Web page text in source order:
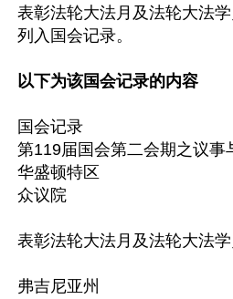
表彰法轮大法月及法轮大法
列入国会记录。
以下为该国会记录的内容
国会记录
第119届国会第二会期之议事
华盛顿特区
众议院
表彰法轮大法月及法轮大法
弗吉尼亚州